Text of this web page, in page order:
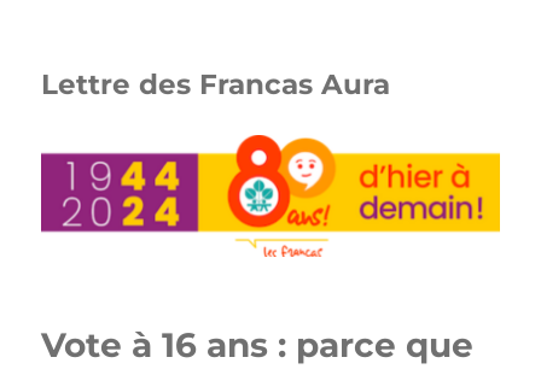
Lettre des Francas Aura
Vote à 16 ans : parce que